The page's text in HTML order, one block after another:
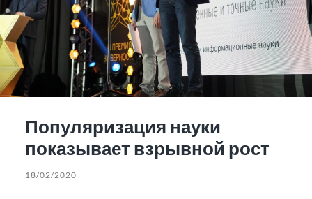
Популяризация науки
показывает взрывной рост
18/02/2020